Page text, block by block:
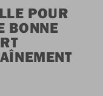
POUR
BONNE